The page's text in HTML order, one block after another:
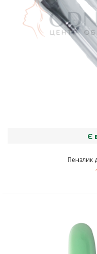
Є
Пензлик